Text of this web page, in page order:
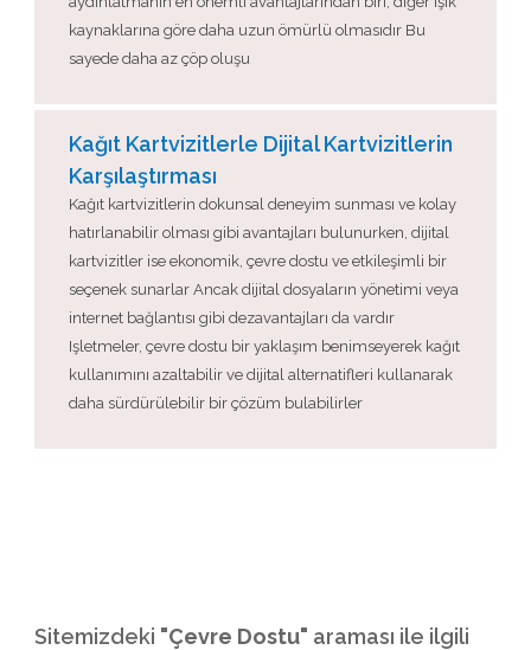
kaynaklarına göre daha uzun ömürlü olmasıdır Bu
sayede daha az çöp oluşu
Kağıt Kartvizitlerle Dijital Kartvizitlerin
Karşılaştırması
Kağıt kartvizitlerin dokunsal deneyim sunması ve kolay
hatırlanabilir olması gibi avantajları bulunurken, dijital
kartvizitler ise ekonomik, çevre dostu ve etkileşimli bir
seçenek sunarlar Ancak dijital dosyaların yönetimi veya
internet bağlantısı gibi dezavantajları da vardır
Işletmeler, çevre dostu bir yaklaşım benimseyerek kağıt
kullanımını azaltabilir ve dijital alternatifleri kullanarak
daha sürdürülebilir bir çözüm bulabilirler
Sitemizdeki "Çevre Dostu" araması ile ilgili